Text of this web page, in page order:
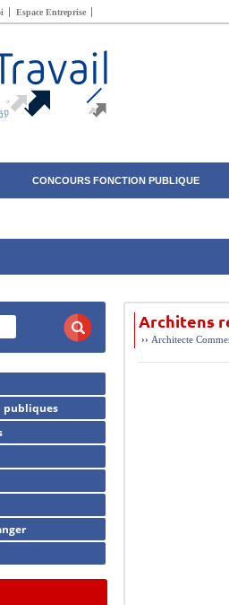
Espace Entreprise
CONCOURS FONCTION PUBLIQUE
Architens
›› Architecte
publiques